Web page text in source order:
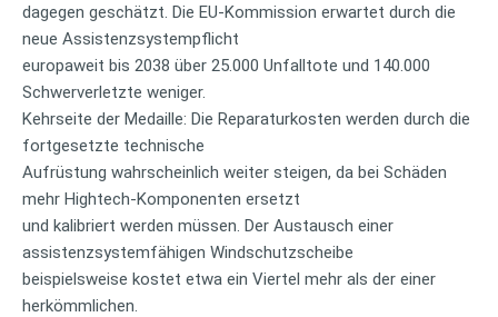
dagegen geschätzt. Die EU-Kommission erwartet durch die
neue Assistenzsystempflicht
europaweit bis 2038 über 25.000 Unfalltote und 140.000
Schwerverletzte weniger.
Kehrseite der Medaille: Die Reparaturkosten werden durch die
fortgesetzte technische
Aufrüstung wahrscheinlich weiter steigen, da bei Schäden
mehr Hightech-Komponenten ersetzt
und kalibriert werden müssen. Der Austausch einer
assistenzsystemfähigen Windschutzscheibe
beispielsweise kostet etwa ein Viertel mehr als der einer
herkömmlichen.